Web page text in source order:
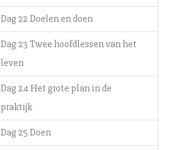
Dag 22 Doelen en doen
Dag 23 Twee hoofdlessen van het
leven
Dag 24 Het grote plan in de
praktijk
Dag 25 Doen